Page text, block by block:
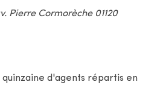
Pierre Cormorèche 01120
d'agents répartis en